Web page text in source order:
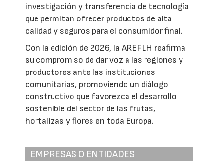
investigación y transferencia de tecnología
que permitan ofrecer productos de alta
calidad y seguros para el consumidor final.
Con la edición de 2026, la AREFLH reafirma
su compromiso de dar voz a las regiones y
productores ante las instituciones
comunitarias, promoviendo un diálogo
constructivo que favorezca el desarrollo
sostenible del sector de las frutas,
hortalizas y flores en toda Europa.
EMPRESAS O ENTIDADES